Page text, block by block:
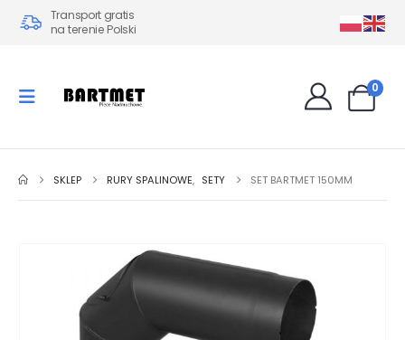
Transport gratis
na terenie Polski
0
SKLEP RURY SPALINOWE, SETY SET BARTMET 150MM